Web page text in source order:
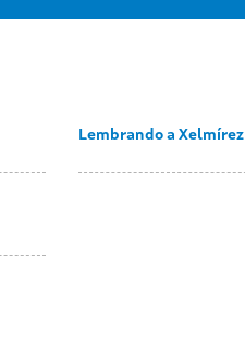
Lembrando a Xelmírez